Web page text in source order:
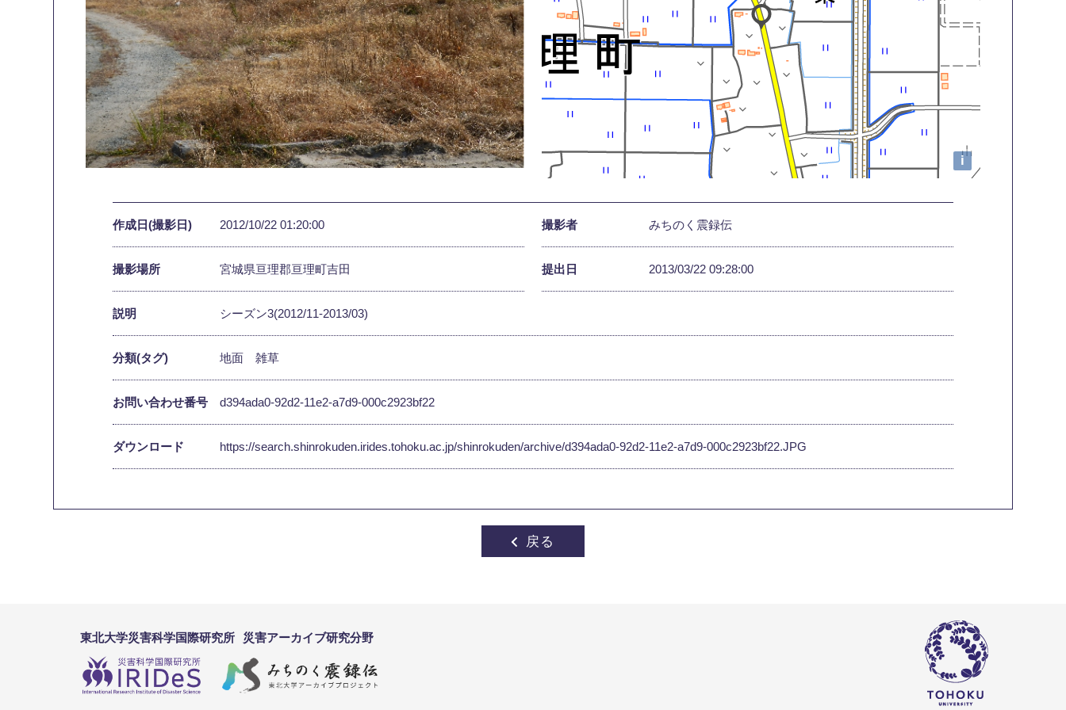
i
作成日(撮影日) 2012/10/22 01:20:00
撮影場所 宮城県亘理郡亘理町吉田
撮影者 みちのく震録伝
提出日 2013/03/22 09:28:00
説明 シーズン3(2012/11-2013/03)
分類(タグ) 地面 雑草
お問い合わせ番号 d394ada0-92d2-11e2-a7d9-000c2923bf22
ダウンロード https://search.shinrokuden.irides.tohoku.ac.jp/shinrokuden/archive/d394ada0-92d2-11e2-a7d9-000c2923bf22.JPG
戻る
東北大学災害科学国際研究所 災害アーカイブ研究分野